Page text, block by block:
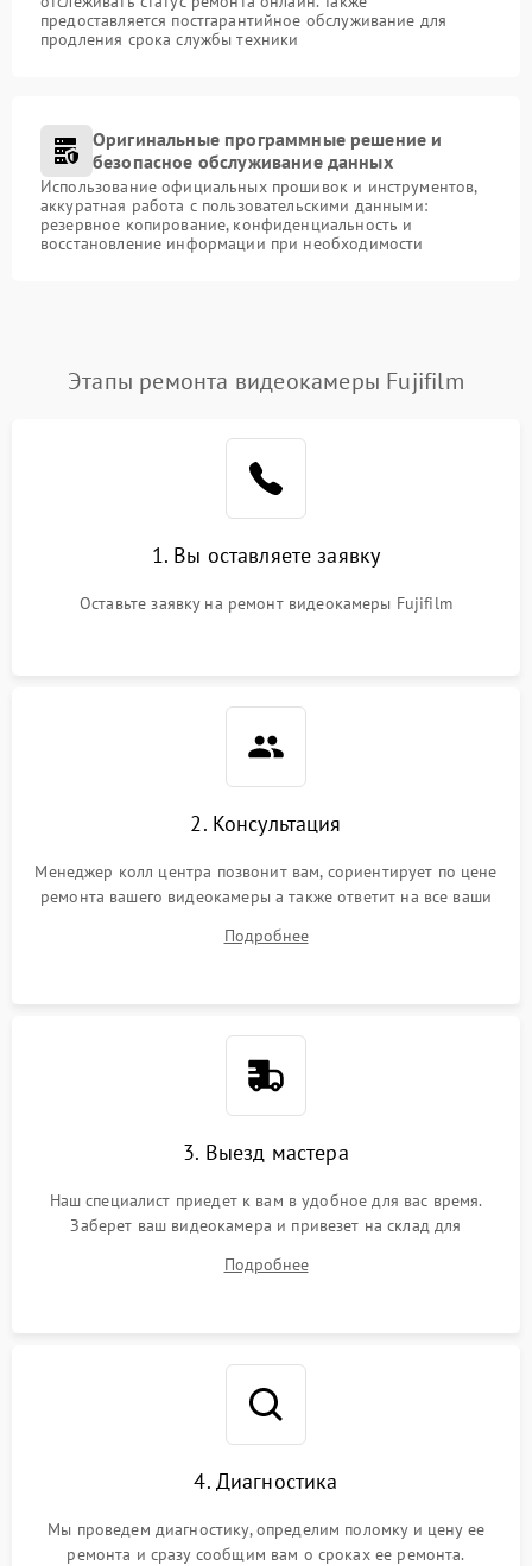
предоставляется постгарантийное обслуживание для
продления срока службы техники
Оригинальные программные решение и
безопасное обслуживание данных
Использование официальных прошивок и инструментов,
аккуратная работа с пользовательскими данными:
резервное копирование, конфиденциальность и
восстановление информации при необходимости
Этапы ремонта видеокамеры Fujifilm
1. Вы оставляете заявку
Оставьте заявку на ремонт видеокамеры Fujifilm
2. Консультация
Менеджер колл центра позвонит вам, сориентирует по цене
ремонта вашего видеокамеры а также ответит на все ваши
Подробнее
3. Выезд мастера
Наш специалист приедет к вам в удобное для вас время.
Заберет ваш видеокамера и привезет на склад для
Подробнее
4. Диагностика
Мы проведем диагностику, определим поломку и цену ее
ремонта и сразу сообщим вам о сроках ее ремонта.